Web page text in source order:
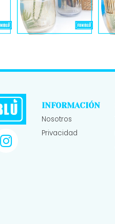
INFORMACIÓN
Nosotros
Privacidad